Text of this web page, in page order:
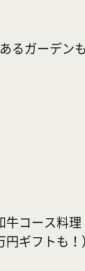
るガーデン
コース料理
ギフトも！）